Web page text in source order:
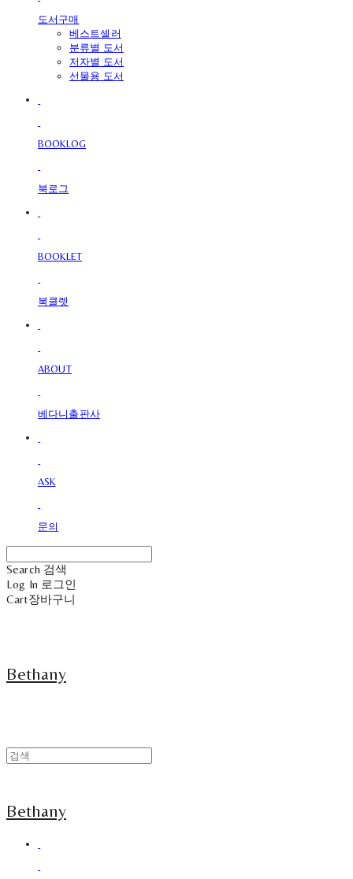
도서구매
베스트셀러
분류별 도서
저자별 도서
선물용 도서
BOOKLOG
북로그
BOOKLET
북클렛
ABOUT
베다니출판사
ASK
문의
Search 검색
Log In 로그인
Cart장바구니
Bethany
Bethany